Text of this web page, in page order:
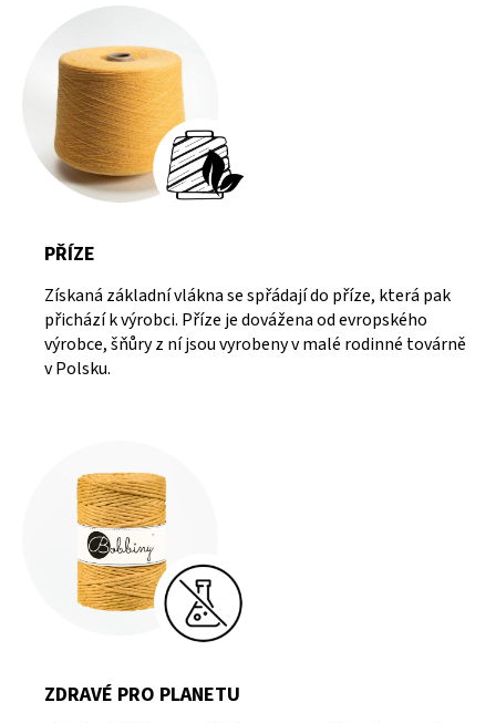
PŘÍZE
Získaná základní vlákna se spřádají do příze, která pak
přichází k výrobci. Příze je dovážena od evropského
výrobce, šňůry z ní jsou vyrobeny v malé rodinné továrně
v Polsku.
ZDRAVÉ PRO PLANETU